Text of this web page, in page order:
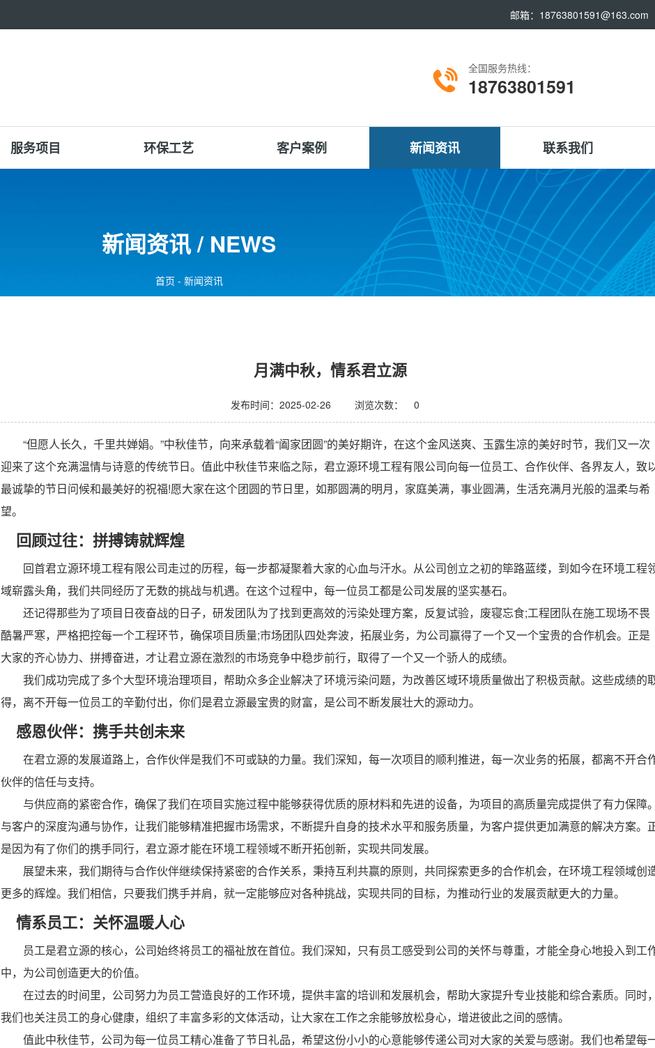
邮箱：18763801591@163.com
全国服务热线：
18763801591
服务项目 环保工艺 客户案例 新闻资讯 联系我们
新闻资讯 / NEWS
首页 - 新闻资讯
月满中秋，情系君立源
发布时间：2025-02-26 浏览次数： 0
“但愿人长久，千里共婵娟。”中秋佳节，向来承载着“阖家团圆”的美好期许，在这个金风送爽、玉露生凉的美好时节，我们又一次
迎来了这个充满温情与诗意的传统节日。值此中秋佳节来临之际，君立源环境工程有限公司向每一位员工、合作伙伴、各界友人，致
最诚挚的节日问候和最美好的祝福!愿大家在这个团圆的节日里，如那圆满的明月，家庭美满，事业圆满，生活充满月光般的温柔与希
望。
回顾过往：拼搏铸就辉煌
回首君立源环境工程有限公司走过的历程，每一步都凝聚着大家的心血与汗水。从公司创立之初的筚路蓝缕，到如今在环境工程
域崭露头角，我们共同经历了无数的挑战与机遇。在这个过程中，每一位员工都是公司发展的坚实基石。
还记得那些为了项目日夜奋战的日子，研发团队为了找到更高效的污染处理方案，反复试验，废寝忘食;工程团队在施工现场不畏
酷暑严寒，严格把控每一个工程环节，确保项目质量;市场团队四处奔波，拓展业务，为公司赢得了一个又一个宝贵的合作机会。正是
大家的齐心协力、拼搏奋进，才让君立源在激烈的市场竞争中稳步前行，取得了一个又一个骄人的成绩。
我们成功完成了多个大型环境治理项目，帮助众多企业解决了环境污染问题，为改善区域环境质量做出了积极贡献。这些成绩的
得，离不开每一位员工的辛勤付出，你们是君立源最宝贵的财富，是公司不断发展壮大的源动力。
感恩伙伴：携手共创未来
在君立源的发展道路上，合作伙伴是我们不可或缺的力量。我们深知，每一次项目的顺利推进，每一次业务的拓展，都离不开合
伙伴的信任与支持。
与供应商的紧密合作，确保了我们在项目实施过程中能够获得优质的原材料和先进的设备，为项目的高质量完成提供了有力保障
与客户的深度沟通与协作，让我们能够精准把握市场需求，不断提升自身的技术水平和服务质量，为客户提供更加满意的解决方案。
是因为有了你们的携手同行，君立源才能在环境工程领域不断开拓创新，实现共同发展。
展望未来，我们期待与合作伙伴继续保持紧密的合作关系，秉持互利共赢的原则，共同探索更多的合作机会，在环境工程领域创
更多的辉煌。我们相信，只要我们携手并肩，就一定能够应对各种挑战，实现共同的目标，为推动行业的发展贡献更大的力量。
情系员工：关怀温暖人心
员工是君立源的核心，公司始终将员工的福祉放在首位。我们深知，只有员工感受到公司的关怀与尊重，才能全身心地投入到工
中，为公司创造更大的价值。
在过去的时间里，公司努力为员工营造良好的工作环境，提供丰富的培训和发展机会，帮助大家提升专业技能和综合素质。同时
我们也关注员工的身心健康，组织了丰富多彩的文体活动，让大家在工作之余能够放松身心，增进彼此之间的感情。
值此中秋佳节，公司为每一位员工精心准备了节日礼品，希望这份小小的心意能够传递公司对大家的关爱与感谢。我们也希望每